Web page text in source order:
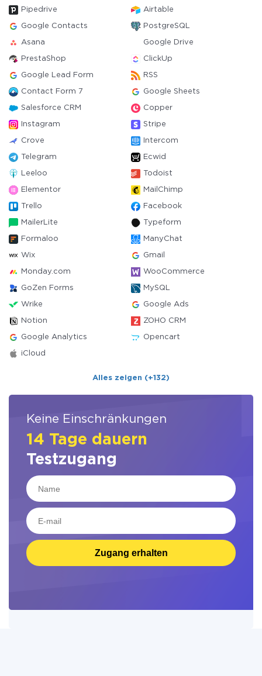
Pipedrive Airtable
Google Contacts PostgreSQL
Asana Google Drive
PrestaShop ClickUp
Google Lead Form RSS
Contact Form 7 Google Sheets
Salesforce CRM Copper
Instagram Stripe
Crove Intercom
Telegram Ecwid
Leeloo Todoist
Elementor MailChimp
Trello Facebook
MailerLite Typeform
Formaloo ManyChat
Wix Gmail
Monday.com WooCommerce
GoZen Forms MySQL
Wrike Google Ads
Notion ZOHO CRM
Google Analytics Opencart
iCloud
Alles zeigen (+132)
Keine Einschränkungen
14 Tage dauern
Testzugang
Zugang erhalten